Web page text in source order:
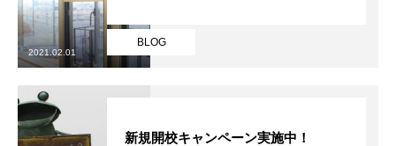
BLOG
2021.02.01
新規開校キャンペーン実施中！